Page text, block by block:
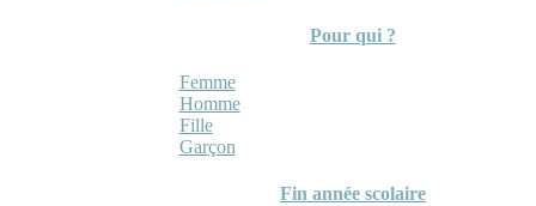
Pour qui ?
Femme
Homme
Fille
Garçon
Fin année scolaire